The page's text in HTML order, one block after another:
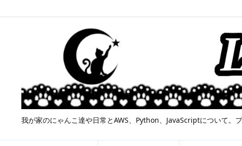
我が家のにゃんこ達や日常とAWS、Python、JavaScriptについて。